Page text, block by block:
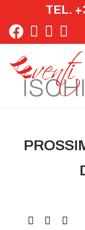
TEL.